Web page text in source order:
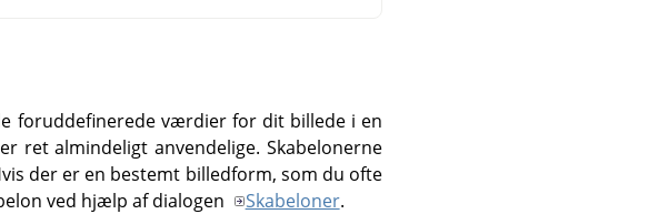
foruddefinerede værdier for dit billede i en
ret almindeligt anvendelige. Skabelonerne
der er en bestemt billedform, som du ofte
ved hjælp af dialogen
Skabeloner.